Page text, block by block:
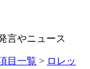
言やニュース
目一覧 > ロレッ